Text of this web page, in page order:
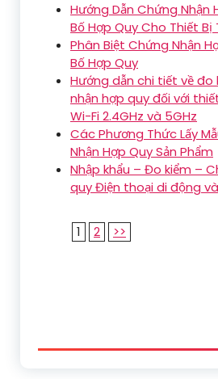
Hướng Dẫn Chứng Nhận
Bố Hợp Quy Cho Thiết
Phân Biệt Chứng Nhận
Bố Hợp Quy
Hướng dẫn chi tiết về đo
nhận hợp quy đối với
Wi-Fi 2.4GHz và 5GHz
Các Phương Thức Lấy
Nhận Hợp Quy Sản Phẩm
Nhập khẩu – Đo kiểm –
quy Điện thoại di động
1 2 >>